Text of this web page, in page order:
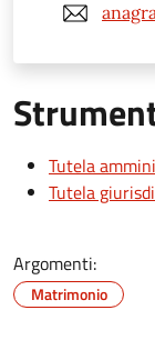
Tutela
Tutela
Argomenti:
Matrimonio